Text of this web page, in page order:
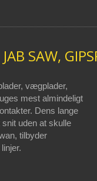
SAW,
vægplader,
mest almindeligt
Dens lange
uden at skulle
tilbyder